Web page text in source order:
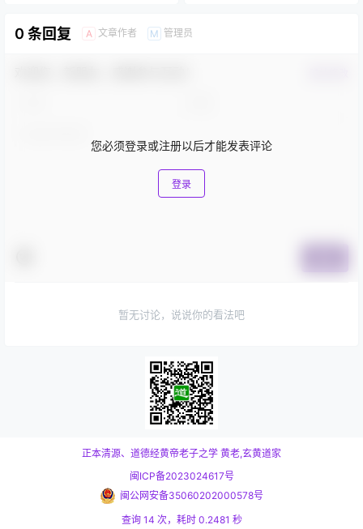
0 条回复 A 文章作者 M 管理员
您必须登录或注册以后才能发表评论
登录
暂无讨论，说说你的看法吧
正本清源、道德经黄帝老子之学 黄老,玄黄道家
闽ICP备2023024617号
闽公网安备35060202000578号
查询 14 次，耗时 0.2481 秒